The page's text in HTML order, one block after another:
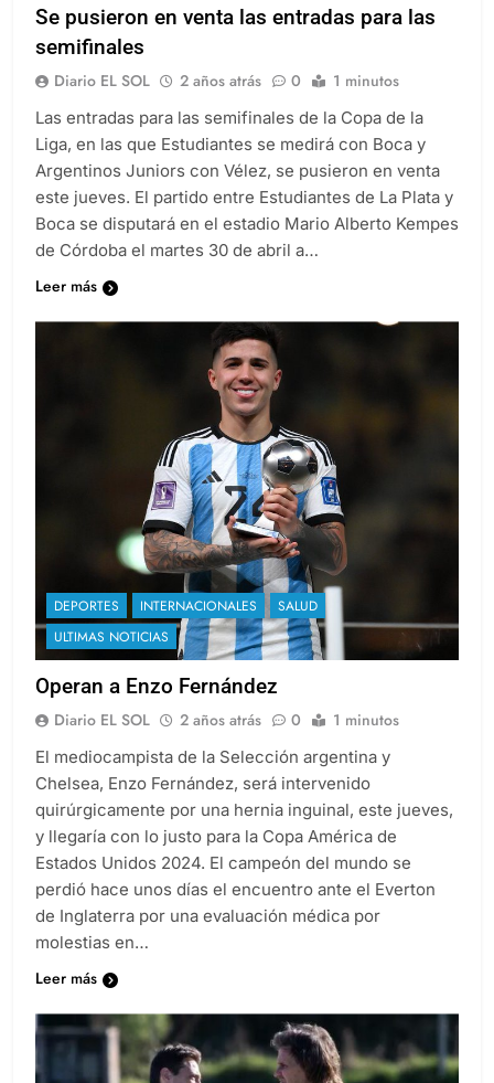
Se pusieron en venta las entradas para las
semifinales
Diario EL SOL 2 años atrás 0 1 minutos
Las entradas para las semifinales de la Copa de la
Liga, en las que Estudiantes se medirá con Boca y
Argentinos Juniors con Vélez, se pusieron en venta
este jueves. El partido entre Estudiantes de La Plata y
Boca se disputará en el estadio Mario Alberto Kempes
de Córdoba el martes 30 de abril a…
Leer más
DEPORTES INTERNACIONALES
SALUD
ULTIMAS NOTICIAS
Operan a Enzo Fernández
Diario EL SOL 2 años atrás 0 1 minutos
El mediocampista de la Selección argentina y
Chelsea, Enzo Fernández, será intervenido
quirúrgicamente por una hernia inguinal, este jueves,
y llegaría con lo justo para la Copa América de
Estados Unidos 2024. El campeón del mundo se
perdió hace unos días el encuentro ante el Everton
de Inglaterra por una evaluación médica por
molestias en…
Leer más